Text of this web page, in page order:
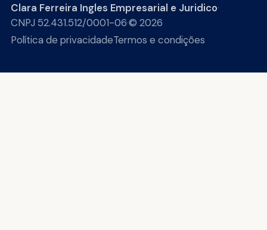
Clara Ferreira Ingles Empresarial e Juridico·
CNPJ 52.431.512/0001-06·© 2026
Política de privacidadeTermos e condições